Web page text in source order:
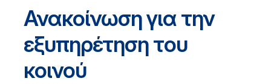
Ανακοίνωση για την
εξυπηρέτηση του
κοινού